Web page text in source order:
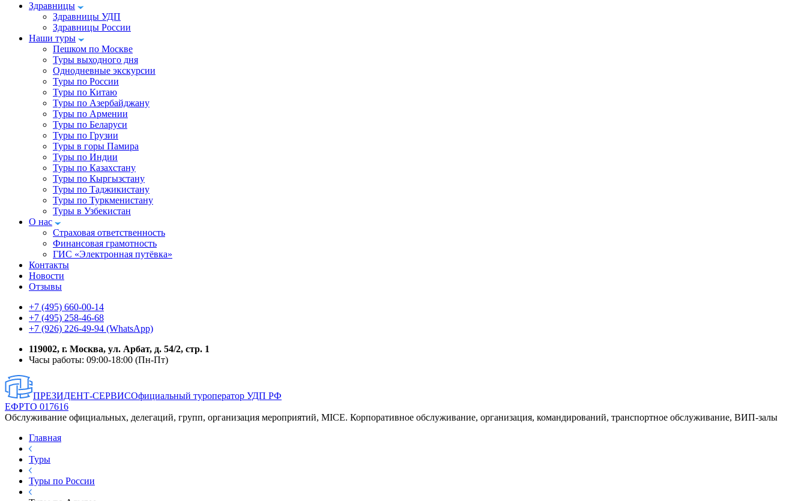
Здравницы
Здравницы УДП
Здравницы России
Наши туры
Пешком по Москве
Туры выходного дня
Однодневные экскурсии
Туры по России
Туры по Китаю
Туры по Азербайджану
Туры по Армении
Туры по Беларуси
Туры по Грузии
Туры в горы Памира
Туры по Индии
Туры по Казахстану
Туры по Кыргызстану
Туры по Таджикистану
Туры по Туркменистану
Туры в Узбекистан
О нас
Страховая ответственность
Финансовая грамотность
ГИС «Электронная путёвка»
Контакты
Новости
Отзывы
+7 (495) 660-00-14
+7 (495) 258-46-68
+7 (926) 226-49-94 (WhatsApp)
119002, г. Москва, ул. Арбат, д. 54/2, стр. 1
Часы работы: 09:00-18:00 (Пн-Пт)
ПРЕЗИДЕНТ-СЕРВИСОфициальный туроператор УДП РФ
ЕФРТО 017616
Обслуживание официальных, делегаций, групп, организация мероприятий, MICE. Корпоративное обслуживание, организация, командирований, транспортное обслуживание, ВИП-залы
Главная
Туры
Туры по России